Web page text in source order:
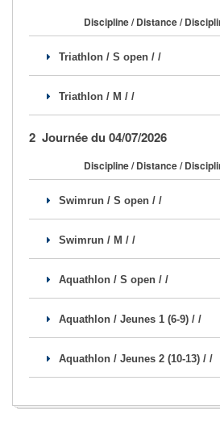
Se former
FAQ
Discipline / Distance /
Triathlon / S open / /
Triathlon / M / /
2 Journée du 04/07/2026
Discipline / Distance /
Swimrun / S open / /
Swimrun / M / /
Aquathlon / S open / /
Aquathlon / Jeunes 1 (6-9) / /
Aquathlon / Jeunes 2 (10-13) / /